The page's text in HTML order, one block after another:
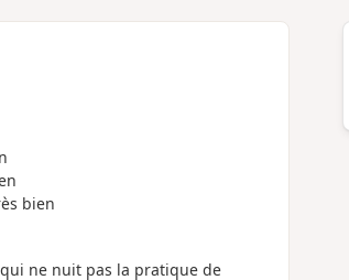
bien
ne nuit pas la pratique de